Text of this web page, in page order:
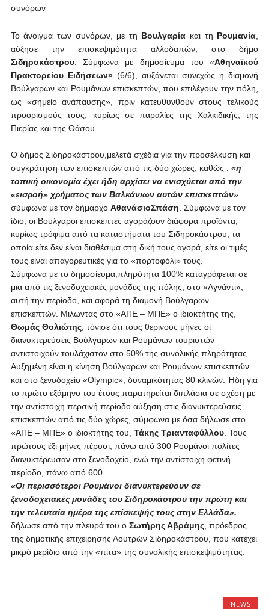
συνόρων
Το άνοιγμα των συνόρων, με τη Βουλγαρία και τη Ρουμανία
αύξησε την επισκεψιμότητα αλλοδαπών, στο δήμο
Σιδηροκάστρου. Σύμφωνα με δημοσίευμα του «Αθηναϊκού
Πρακτορείου Ειδήσεων» (6/6), αυξάνεται συνεχώς η διαμονή
Βούλγαρων και Ρουμάνων επισκεπτών, που επιλέγουν την πόλη,
ως «σημείο ανάπαυσης», πριν κατευθυνθούν στους τελικούς
προορισμούς τους, κυρίως σε παραλίες της Χαλκιδικής, της
Πιερίας και της Θάσου.
Ο δήμος Σιδηροκάστρου,μελετά σχέδια για την προσέλκυση και
συγκράτηση των επισκεπτών από τις δύο χώρες, καθώς : «η
τοπική οικονομία έχει ήδη αρχίσει να ενισχύεται από την
«εισροή» χρήματος των Βαλκάνιων αυτών επισκεπτών»
σύμφωνα με τον δήμαρχο ΑθανάσιοΣπάση . Σύμφωνα με τον
ίδιο, οι Βούλγαροι επισκέπτες αγοράζουν διάφορα προϊόντα,
κυρίως τρόφιμα από τα καταστήματα του Σιδηροκάστρου, τα
οποία είτε δεν είναι διαθέσιμα στη δική τους αγορά, είτε οι τιμές
τους είναι απαγορευτικές για το «πορτοφόλι» τους.
Σύμφωνα με το δημοσίευμα,πληρότητα 100% καταγράφεται σε
μια από τις ξενοδοχειακές μονάδες της πόλης, στο «Αγνάντι»,
αυτή την περίοδο, και αφορά τη διαμονή Βούλγαρων
επισκεπτών. Μιλώντας στο «ΑΠΕ – ΜΠΕ» ο ιδιοκτήτης της,
Θωμάς Θολιώτης, τόνισε ότι τους θερινούς μήνες οι
διανυκτερεύσεις Βούλγαρων και Ρουμάνων τουριστών
αντιστοιχούν τουλάχιστον στο 50% της συνολικής πληρότητας.
Αυξημένη είναι η κίνηση Βούλγαρων και Ρουμάνων επισκεπτών
και στο ξενοδοχείο «Olympic», δυναμικότητας 80 κλινών. Ήδη για
το πρώτο εξάμηνο του έτους παρατηρείται διπλάσια σε σχέση με
την αντίστοιχη περσινή περίοδο αύξηση στις διανυκτερεύσεις
επισκεπτών από τις δύο χώρες, σύμφωνα με όσα δήλωσε στο
«ΑΠΕ – ΜΠΕ» ο ιδιοκτήτης του, Τάκης Τριανταφύλλου. Τους
πρώτους έξι μήνες πέρυσι, πάνω από 300 Ρουμάνοι πολίτες
διανυκτέρευσαν στο ξενοδοχείο, ενώ την αντίστοιχη φετινή
περίοδο, πάνω από 600.
«Οι περισσότεροι Ρουμάνοι διανυκτερεύουν σε
ξενοδοχειακές μονάδες του Σιδηροκάστρου την πρώτη και
την τελευταία ημέρα της επίσκεψής τους στην Ελλάδα»,
δήλωσε από την πλευρά του ο Σωτήρης Αβράμης, πρόεδρος
της δημοτικής επιχείρησης Λουτρών Σιδηροκάστρου, που κατέχει
μικρό μερίδιο από την «πίτα» της συνολικής επισκεψιμότητας.
NEWS